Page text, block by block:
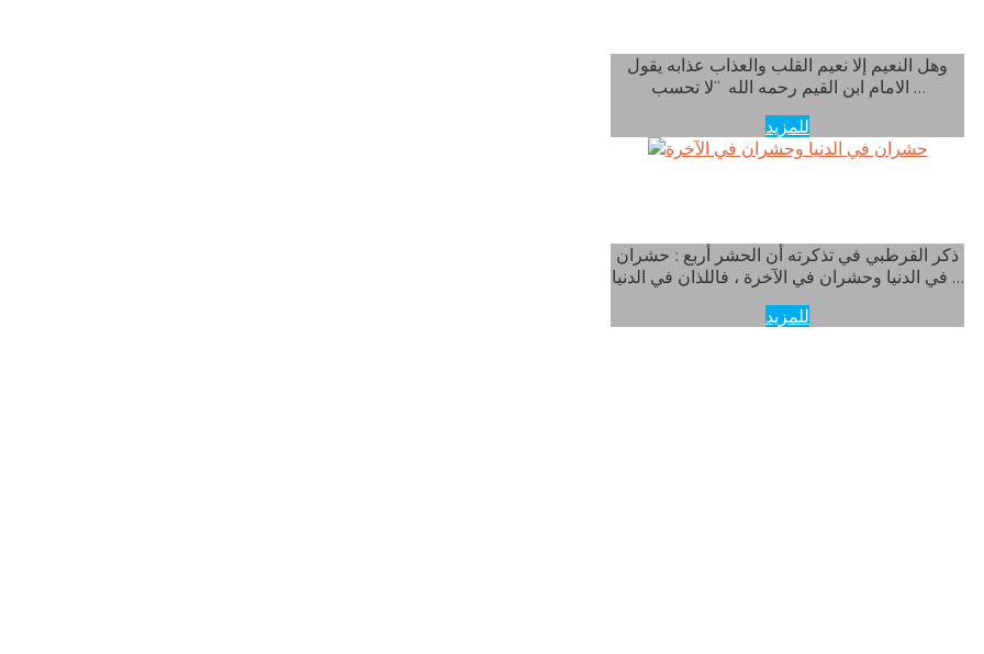
وهل النعيم إلا نعيم القلب والعذاب عذابه يقول
الامام ابن القيم رحمه الله “لا تحسب …
للمزيد
ذكر القرطبي في تذكرته أن الحشر أربع : حشران
في الدنيا وحشران في الآخرة ، فاللذان في الدنيا …
للمزيد